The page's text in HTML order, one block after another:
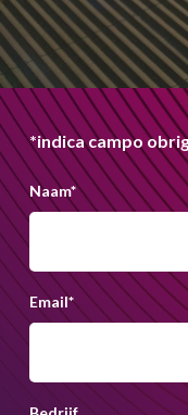
*indica campo
Naam*
Email*